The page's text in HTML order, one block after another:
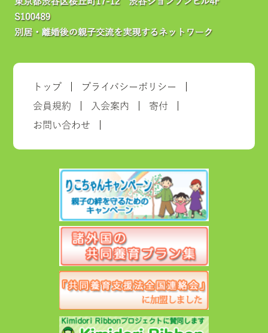
トップ プライバシーポリシー
会員規約 入会案内 寄付
お問い合わせ